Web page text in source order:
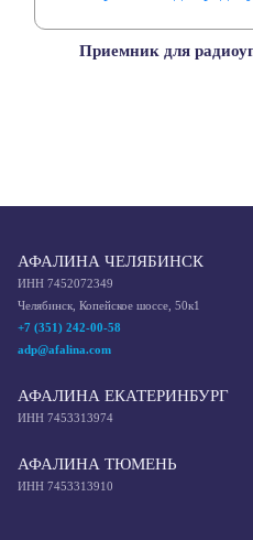
Приемник для
АФАЛИНА ЧЕЛЯБИНСК
ИНН 7452072349
Челябинск, Копейское шоссе, 50к1
+7 (351) 242-00-58
adp@afalina.com
АФАЛИНА ЕКАТЕРИНБУРГ
ИНН 7453313974
АФАЛИНА ТЮМЕНЬ
ИНН 7453313910